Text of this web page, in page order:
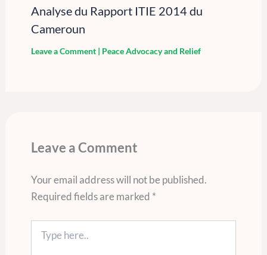
Analyse du Rapport ITIE 2014 du
Cameroun
Leave a Comment | Peace Advocacy and Relief
Leave a Comment
Your email address will not be published.
Required fields are marked *
here..